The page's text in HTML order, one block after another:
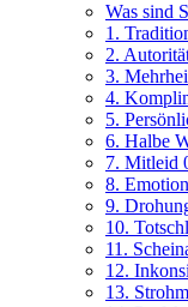
Was sind
1.
2.
3.
4.
5.
6. Halbe
7. Mitleid
8.
9.
10.
11.
12.
13.